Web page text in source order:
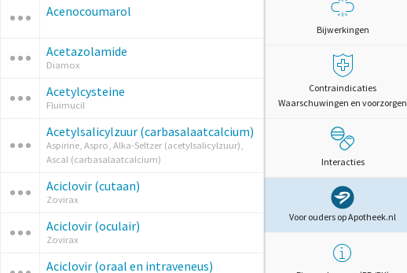
Acenocoumarol
Acetazolamide
Diamox
Acetylcysteine
Fluimucil
Acetylsalicylzuur (carbasalaatcalcium)
Aspirine, Aspro, Alka-Seltzer (acetylsalicylzuur),
Ascal (carbasalaatcalcium)
Aciclovir (cutaan)
Zovirax
Aciclovir (oculair)
Zovirax
Aciclovir (oraal en intraveneus)
Bijwerkingen
Contraindicaties
Waarschuwingen en voorzorgen
Interacties
Voor ouders op Apotheek.nl